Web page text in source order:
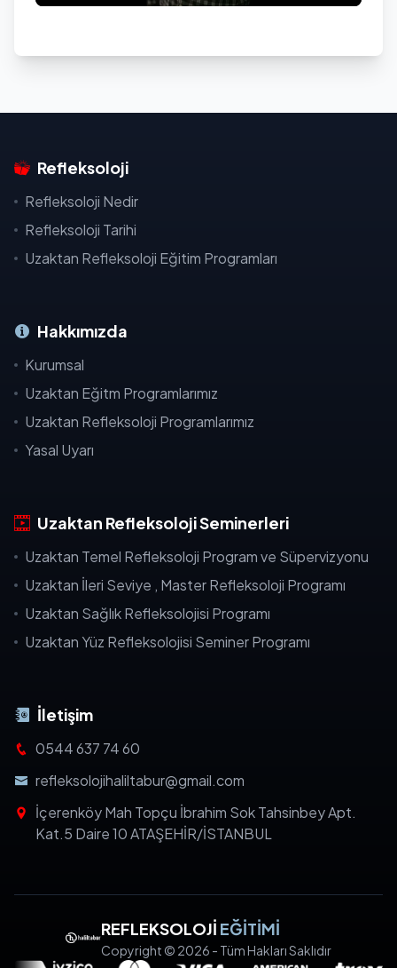
Refleksoloji
Refleksoloji Nedir
Refleksoloji Tarihi
Uzaktan Refleksoloji Eğitim Programları
Hakkımızda
Kurumsal
Uzaktan Eğitm Programlarımız
Uzaktan Refleksoloji Programlarımız
Yasal Uyarı
Uzaktan Refleksoloji Seminerleri
Uzaktan Temel Refleksoloji Program ve Süpervizyonu
Uzaktan İleri Seviye , Master Refleksoloji Programı
Uzaktan Sağlık Refleksolojisi Programı
Uzaktan Yüz Refleksolojisi Seminer Programı
İletişim
0544 637 74 60
refleksolojihaliltabur@gmail.com
İçerenköy Mah Topçu İbrahim Sok Tahsinbey Apt.
Kat.5 Daire 10 ATAŞEHİR/İSTANBUL
REFLEKSOLOJİ EĞİTİMİ
Copyright © 2026 - Tüm Hakları Saklıdır